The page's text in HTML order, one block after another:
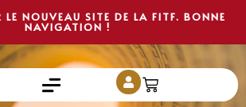
LE NOUVEAU SITE DE LA FITF. BONNE
NAVIGATION !